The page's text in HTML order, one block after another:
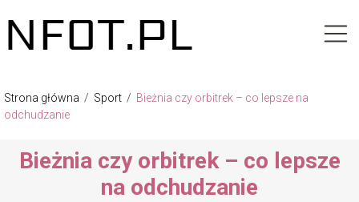
Strona główna / Sport / Bieżnia czy orbitrek – co lepsze na
odchudzanie
Bieżnia czy orbitrek – co lepsze
na odchudzanie